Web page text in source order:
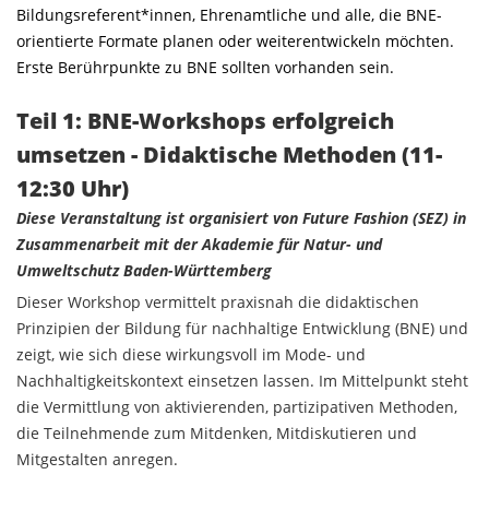
Bildungsreferent*innen, Ehrenamtliche und alle, die BNE-
orientierte Formate planen oder weiterentwickeln möchten.
Erste Berührpunkte zu BNE sollten vorhanden sein.
Teil 1: BNE-Workshops erfolgreich
umsetzen - Didaktische Methoden (11-
12:30 Uhr)
Diese Veranstaltung ist organisiert von Future Fashion (SEZ) in
Zusammenarbeit mit der Akademie für Natur- und
Umweltschutz Baden-Württemberg
Dieser Workshop vermittelt praxisnah die didaktischen
Prinzipien der Bildung für nachhaltige Entwicklung (BNE) und
zeigt, wie sich diese wirkungsvoll im Mode- und
Nachhaltigkeitskontext einsetzen lassen. Im Mittelpunkt steht
die Vermittlung von aktivierenden, partizipativen Methoden,
die Teilnehmende zum Mitdenken, Mitdiskutieren und
Mitgestalten anregen.